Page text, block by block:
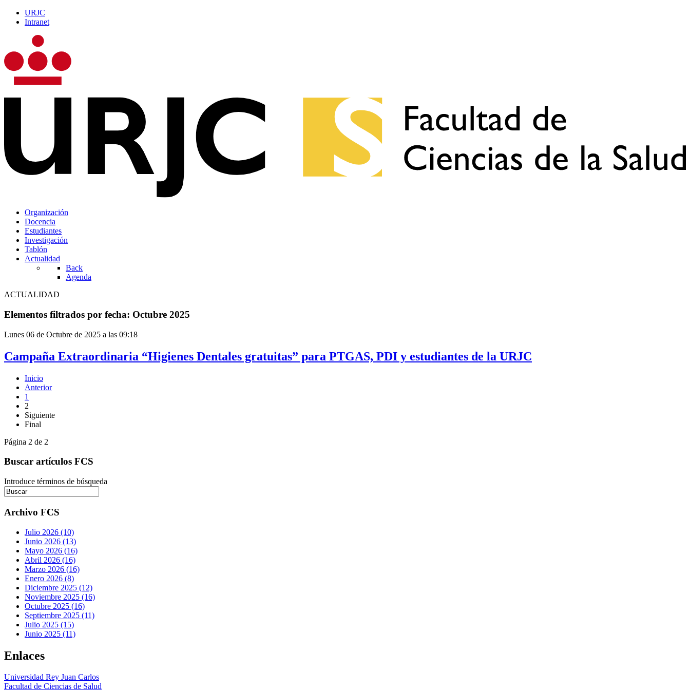
URJC
Intranet
Organización
Docencia
Estudiantes
Investigación
Tablón
Actualidad
Back
Agenda
ACTUALIDAD
Elementos filtrados por fecha: Octubre 2025
Lunes 06 de Octubre de 2025 a las 09:18
Campaña Extraordinaria “Higienes Dentales gratuitas” para PTGAS, PDI y estudiantes de la URJC
Inicio
Anterior
1
2
Siguiente
Final
Página 2 de 2
Buscar artículos FCS
Introduce términos de búsqueda
Archivo FCS
Julio 2026 (10)
Junio 2026 (13)
Mayo 2026 (16)
Abril 2026 (16)
Marzo 2026 (16)
Enero 2026 (8)
Diciembre 2025 (12)
Noviembre 2025 (16)
Octubre 2025 (16)
Septiembre 2025 (11)
Julio 2025 (15)
Junio 2025 (11)
Enlaces
Universidad Rey Juan Carlos
Facultad de Ciencias de Salud